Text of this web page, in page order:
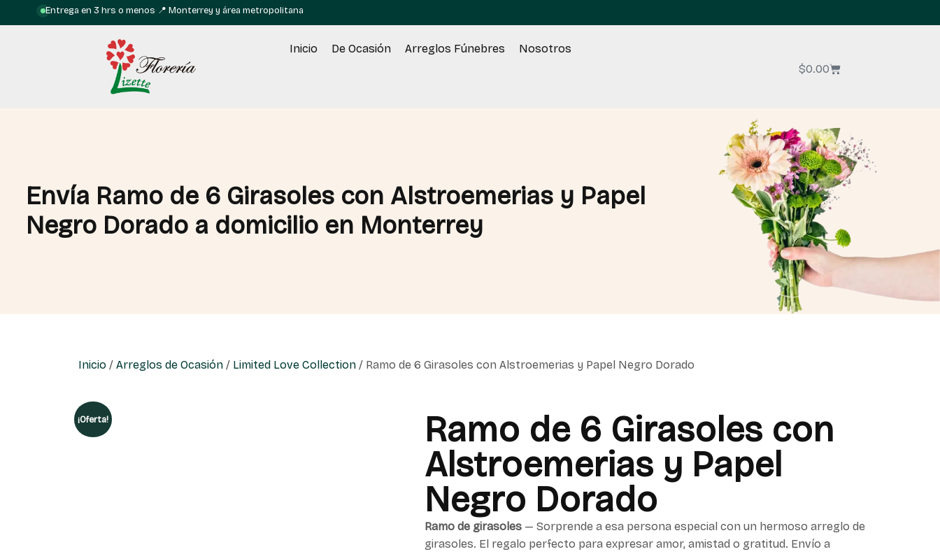
Entrega en 3 hrs o menos·📍 Monterrey y área metropolitana
Inicio De Ocasión Arreglos Fúnebres
Nosotros
$0.00
Envía Ramo de 6 Girasoles con Alstroemerias y Papel
Negro Dorado a domicilio en Monterrey
Inicio / Arreglos de Ocasión / Limited Love Collection / Ramo de 6 Girasoles con Alstroemerias y Papel Negro Dorado
¡Oferta!
Ramo de 6 Girasoles con
Alstroemerias y Papel
Negro Dorado
Ramo de girasoles — Sorprende a esa persona especial con un hermoso arreglo de
girasoles. El regalo perfecto para expresar amor, amistad o gratitud. Envío a